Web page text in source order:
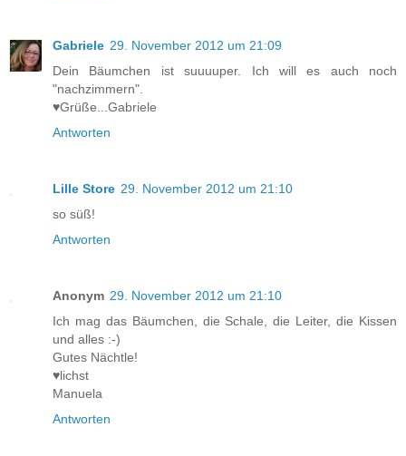
Gabriele 29. November 2012 um 21:09
Dein Bäumchen ist suuuuper. Ich will es auch noch
"nachzimmern".
♥Grüße...Gabriele
Antworten
Lille Store 29. November 2012 um 21:10
so süß!
Antworten
Anonym 29. November 2012 um 21:10
Ich mag das Bäumchen, die Schale, die Leiter, die Kissen
und alles :-)
Gutes Nächtle!
♥lichst
Manuela
Antworten